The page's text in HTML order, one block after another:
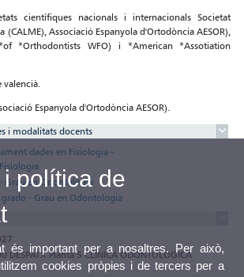
científiques nacionals i internacionals Societat
(CALME), Associació Espanyola d'Ortodòncia AESOR),
*Orthodontists WFO) i *American *Assotiation
valencià.
Espanyola d'Ortodòncia AESOR).
i modalitats docents
dades en Fisiologia -
Grau en Odontologia
- Grau en Odontologia
DESPATX Planta 5 CLÍNICA ODONTOLÒGICA
política de
és important per a nosaltres. Per això,
cookies pròpies i de tercers per a